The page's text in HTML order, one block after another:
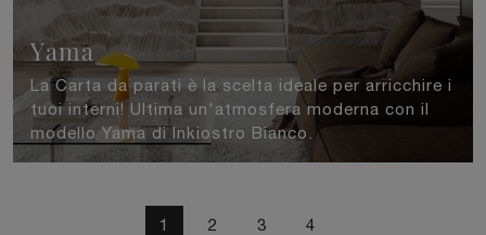
Yama
La Carta da parati è la scelta ideale per arricchire i
tuoi interni! Ultima un'atmosfera moderna con il
modello Yama di Inkiostro Bianco.
1 2 3 4